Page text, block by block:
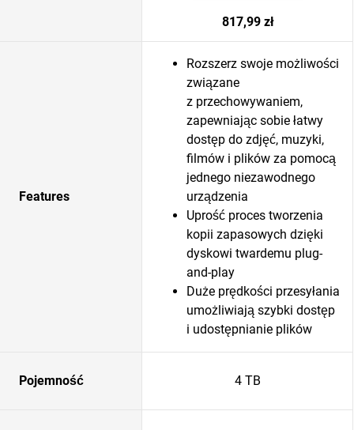
817,99 zł
Features
Rozszerz swoje możliwości
związane
z przechowywaniem,
zapewniając sobie łatwy
dostęp do zdjęć, muzyki,
filmów i plików za pomocą
jednego niezawodnego
urządzenia
Uprość proces tworzenia
kopii zapasowych dzięki
dyskowi twardemu plug-
and-play
Duże prędkości przesyłania
umożliwiają szybki dostęp
i udostępnianie plików
Pojemność 4 TB